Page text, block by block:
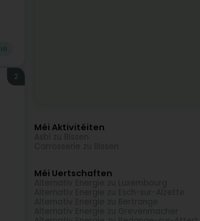
2
Méi Aktivitéiten
Méi Uertschaften